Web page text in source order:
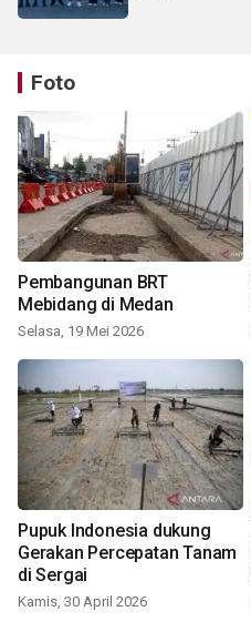
Foto
Pembangunan BRT
Mebidang di Medan
Selasa, 19 Mei 2026
Pupuk Indonesia dukung
Gerakan Percepatan Tanam
di Sergai
Kamis, 30 April 2026